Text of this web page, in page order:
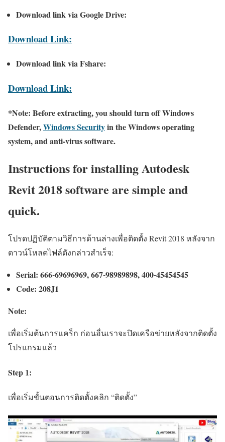
Download link via Google Drive:
Download Link:
Download link via Fshare:
Download Link:
*Note: Before extracting, you should turn off Windows
Defender,Windows Securityin the Windows operating
system, and anti-virus software.
Instructions for installing Autodesk
Revit 2018 software are simple and
quick.
โปรดปฏิบัติตามวิธีการด้านล่างเพื่อติดตั้ง Revit 2018 หลังจาก
ดาวน์โหลดไฟล์ดังกล่าวสำเร็จ:
Serial: 666-69696969, 667-98989898, 400-45454545
Code: 208J1
Note:
เพื่อเริ่มต้นการแคร็ก ก่อนอื่นเราจะปิดเครือข่ายหลังจากติดตั้ง
โปรแกรมแล้ว
Step 1:
เพื่อเริ่มขั้นตอนการติดตั้งคลิก “ติดตั้ง”